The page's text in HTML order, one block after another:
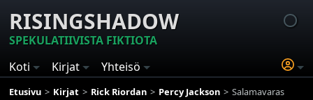
RISINGSHADOW
SPEKULATIIVISTA FIKTIOTA
Koti
Kirjat Yhteisö
Etusivu Kirjat Rick Riordan Percy Jackson Salamavaras